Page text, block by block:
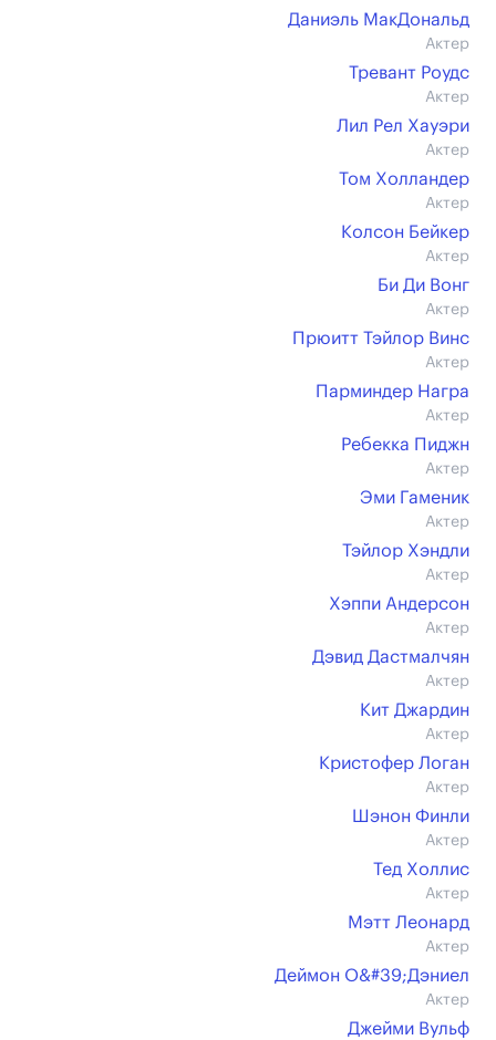
Даниэль МакДональд
Актер
Тревант Роудс
Актер
Лил Рел Хауэри
Актер
Том Холландер
Актер
Колсон Бейкер
Актер
Би Ди Вонг
Актер
Прюитт Тэйлор Винс
Актер
Парминдер Награ
Актер
Ребекка Пиджн
Актер
Эми Гаменик
Актер
Тэйлор Хэндли
Актер
Хэппи Андерсон
Актер
Дэвид Дастмалчян
Актер
Кит Джардин
Актер
Кристофер Логан
Актер
Шэнон Финли
Актер
Тед Холлис
Актер
Мэтт Леонард
Актер
Деймон О&#39;Дэниел
Актер
Джейми Вульф